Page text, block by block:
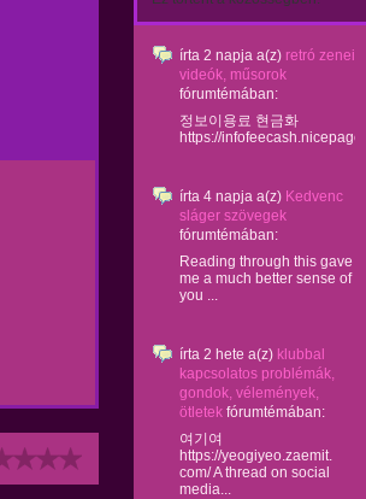
írta 2 napja a(z) retró zenei
videók, műsorok
fórumtémában:
정보이용료 현금화
https://infofeecash.nicepage...
írta 4 napja a(z) Kedvenc
sláger szövegek
fórumtémában:
Reading through this gave
me a much better sense of
you ...
írta 2 hete a(z) klubbal
kapcsolatos problémák,
gondok, vélemények,
ötletek fórumtémában:
여기여
https://yeogiyeo.zaemit.
com/ A thread on social
media...